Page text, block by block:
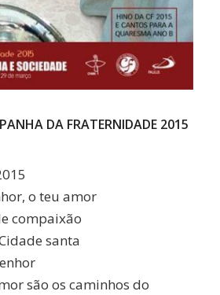
DA FRATERNIDADE 2015
o teu amor
compaixão
santa
são os caminhos do